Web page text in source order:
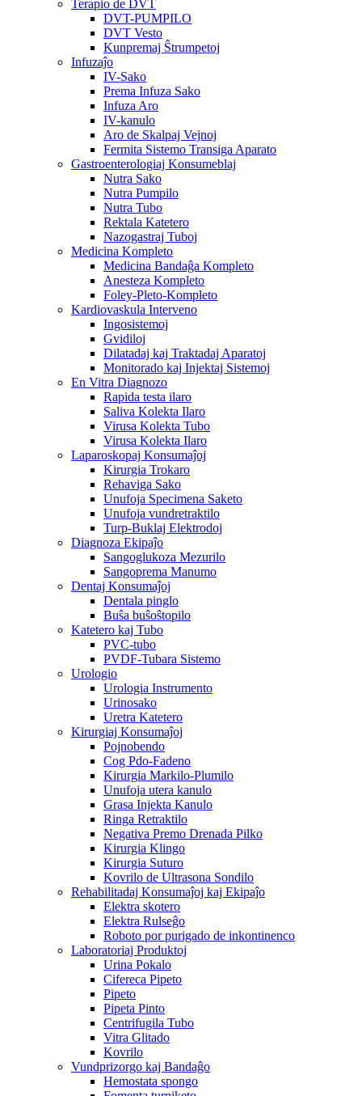
Terapio de DVT
DVT-PUMPILO
DVT Vesto
Kunpremaj Ŝtrumpetoj
Infuzaĵo
IV-Sako
Prema Infuza Sako
Infuza Aro
IV-kanulo
Aro de Skalpaj Vejnoj
Fermita Sistemo Transiga Aparato
Gastroenterologiaj Konsumeblaj
Nutra Sako
Nutra Pumpilo
Nutra Tubo
Rektala Katetero
Nazogastraj Tuboj
Medicina Kompleto
Medicina Bandaĝa Kompleto
Anesteza Kompleto
Foley-Pleto-Kompleto
Kardiovaskula Interveno
Ingosistemoj
Gvidiloj
Dilatadaj kaj Traktadaj Aparatoj
Monitorado kaj Injektaj Sistemoj
En Vitra Diagnozo
Rapida testa ilaro
Saliva Kolekta Ilaro
Virusa Kolekta Tubo
Virusa Kolekta Ilaro
Laparoskopaj Konsumaĵoj
Kirurgia Trokaro
Rehaviga Sako
Unufoja Specimena Saketo
Unufoja vundretraktilo
Turp-Buklaj Elektrodoj
Diagnoza Ekipaĵo
Sangoglukoza Mezurilo
Sangoprema Manumo
Dentaj Konsumaĵoj
Dentala pinglo
Buŝa buŝoŝtopilo
Katetero kaj Tubo
PVC-tubo
PVDF-Tubara Sistemo
Urologio
Urologia Instrumento
Urinosako
Uretra Katetero
Kirurgiaj Konsumaĵoj
Pojnobendo
Cog Pdo-Fadeno
Kirurgia Markilo-Plumilo
Unufoja utera kanulo
Grasa Injekta Kanulo
Ringa Retraktilo
Negativa Premo Drenada Pilko
Kirurgia Klingo
Kirurgia Suturo
Kovrilo de Ultrasona Sondilo
Rehabilitadaj Konsumaĵoj kaj Ekipaĵo
Elektra skotero
Elektra Rulseĝo
Roboto por purigado de inkontinenco
Laboratoriaj Produktoj
Urina Pokalo
Cifereca Pipeto
Pipeto
Pipeta Pinto
Centrifugila Tubo
Vitra Glitado
Kovrilo
Vundprizorgo kaj Bandaĝo
Hemostata spongo